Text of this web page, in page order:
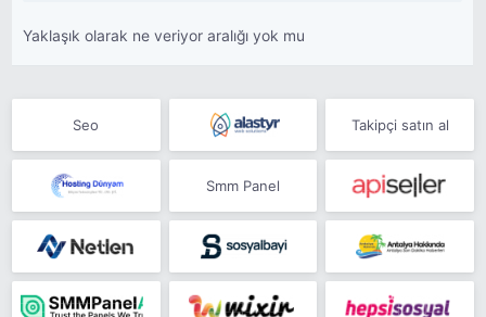
Yaklaşık olarak ne veriyor aralığı yok mu
Seo Takipçi satın al
Smm Panel